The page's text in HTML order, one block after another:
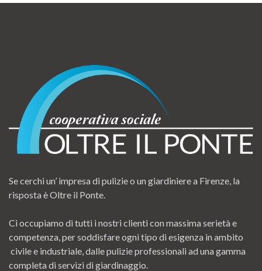
Se cerchi un’ impresa di pulizie o un giardiniere a Firenze, la
risposta è Oltre il Ponte.
Ci occupiamo di tutti i nostri clienti con massima serietà e
competenza, per soddisfare ogni tipo di esigenza in ambito
civile e industriale, dalle pulizie professionali ad una gamma
completa di servizi di giardinaggio.